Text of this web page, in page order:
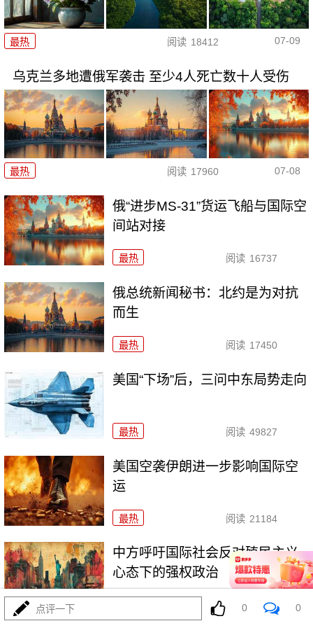
最热 阅读 18412 07-09
乌克兰多地遭俄军袭击 至少4人死亡数十人受伤
最热 阅读 17960 07-08
俄“进步MS-31”货运飞船与国际空
间站对接
最热 阅读 16737
俄总统新闻秘书：北约是为对抗
而生
最热 阅读 17450
美国“下场”后，三问中东局势走向
最热 阅读 49827
美国空袭伊朗进一步影响国际空
运
最热 阅读 21184
中方呼吁国际社会反对殖民主义
心态下的强权政治
阅读 18723
点评一下 0 0